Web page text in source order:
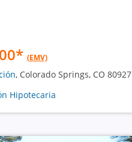
* (EMV)
, Colorado Springs, CO 80927
Hipotecaria